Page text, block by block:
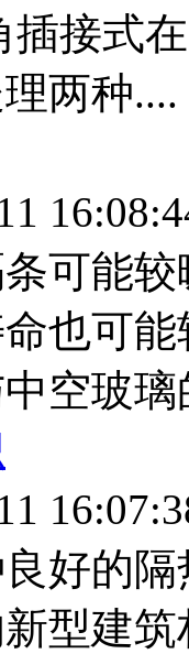
插接式
两种....
可能
也可
空玻
好的
型建